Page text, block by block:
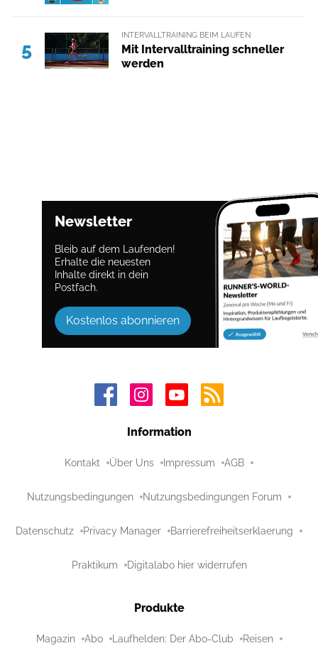
5
INTERVALLTRAINING BEIM LAUFEN
Mit Intervalltraining schneller
werden
Newsletter
Bleib auf dem Laufenden!
Erhalte die neuesten
Inhalte direkt in dein
Postfach.
Kostenlos abonnieren
Information
Kontakt Über Uns Impressum AGB
Nutzungsbedingungen Nutzungsbedingungen Forum
Datenschutz Privacy Manager Barrierefreiheitserklaerung
Praktikum Digitalabo hier widerrufen
Produkte
Magazin Abo Laufhelden: Der Abo-Club Reisen